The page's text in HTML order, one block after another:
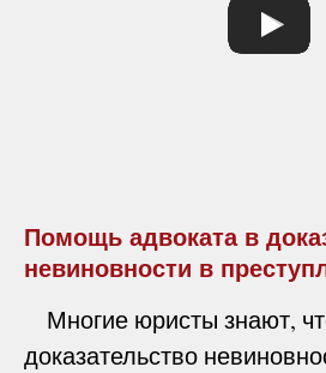
Помощь адвоката в
невиновности в
Многие юристы знают,
доказательство